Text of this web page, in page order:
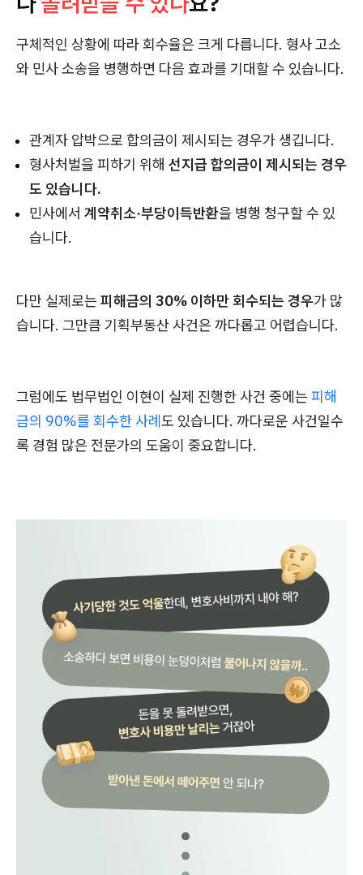
구체적인 상황에 따라 회수율은 크게 다릅니다. 형사 고소
와 민사 소송을 병행하면 다음 효과를 기대할 수 있습니다.
관계자 압박으로 합의금이 제시되는 경우가 생깁니다.
형사처벌을 피하기 위해 선지급 합의금이 제시되는 경우
도 있습니다.
민사에서 계약취소·부당이득반환을 병행 청구할 수 있
습니다.
다만 실제로는 피해금의 30% 이하만 회수되는 경우가 많
습니다. 그만큼 기획부동산 사건은 까다롭고 어렵습니다.
그럼에도 법무법인 이현이 실제 진행한 사건 중에는 피해
금의 90%를 회수한 사례도 있습니다. 까다로운 사건일수
록 경험 많은 전문가의 도움이 중요합니다.